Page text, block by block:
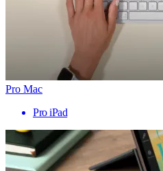
Pro Mac
Pro iPad